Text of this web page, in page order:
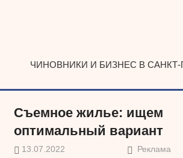
ЧИНОВНИКИ И БИЗНЕС В САНКТ-
Съемное жилье: ищем
оптимальный вариант
13.07.2022 Реклама